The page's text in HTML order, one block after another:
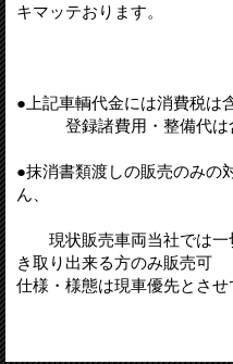
キマッテおります。
●上記車輌代金には消費税は
登録諸費用・整備代は含
●抹消書類渡しの販売のみの
ん、
現状販売車両当社では一
き取り出来る方のみ販売可
仕様・様態は現車優先とさせ